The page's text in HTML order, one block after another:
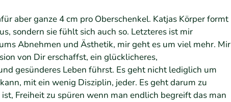
aber ganze 4 cm pro Oberschenkel. Katjas Körper formt
sondern sie fühlt sich auch so. Letzteres ist mir
Abnehmen und Ästhetik, mir geht es um viel mehr. Mir
von Dir erschaffst, ein glücklicheres,
gesünderes Leben führst. Es geht nicht lediglich um
mit ein wenig Disziplin, jeder. Es geht darum zu
Freiheit zu spüren wenn man endlich begreift das man